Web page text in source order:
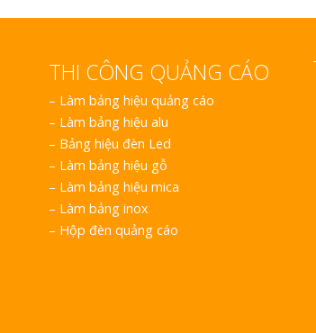
THI CÔNG QUẢNG CÁO
– Làm bảng hiệu quảng cáo
– Làm bảng hiệu alu
– Bảng hiệu đèn Led
– Làm bảng hiệu gỗ
– Làm bảng hiệu mica
– Làm bảng inox
– Hộp đèn quảng cáo